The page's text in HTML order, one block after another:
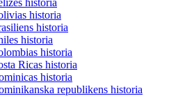
historia
historia
historia
historia
Ricas historia
historia
republikens historia